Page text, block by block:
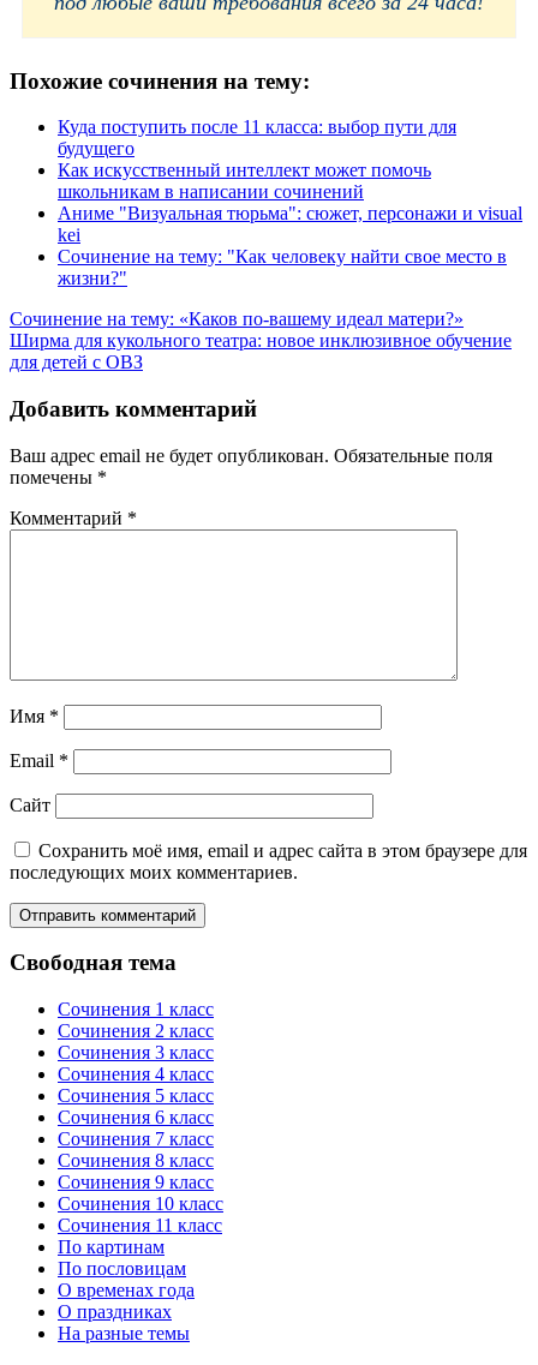
Похожие сочинения на тему:
Куда поступить после 11 класса: выбор пути для
будущего
Как искусственный интеллект может помочь
школьникам в написании сочинений
Аниме "Визуальная тюрьма": сюжет, персонажи и visual
kei
Сочинение на тему: "Как человеку найти свое место в
жизни?"
Навигация
по
Сочинение на тему: «Каков по-вашему идеал матери?»
Ширма для кукольного театра: новое инклюзивное обучение
для детей с ОВЗ
Добавить комментарий
Ваш адрес email не будет опубликован. Обязательные поля
помечены *
Комментарий *
Имя *
Email *
Сайт
Сохранить моё имя, email и адрес сайта в этом браузере для
последующих моих комментариев.
Свободная тема
Сочинения 1 класс
Сочинения 2 класс
Сочинения 3 класс
Сочинения 4 класс
Сочинения 5 класс
Сочинения 6 класс
Сочинения 7 класс
Сочинения 8 класс
Сочинения 9 класс
Сочинения 10 класс
Сочинения 11 класс
По картинам
По пословицам
О временах года
О праздниках
На разные темы